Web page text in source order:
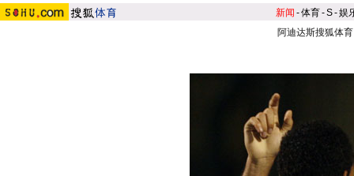
新闻 -体育-S-娱
阿迪达斯搜狐体育